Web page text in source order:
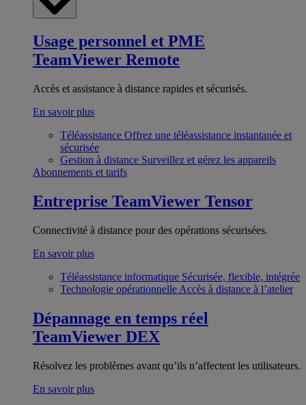
Usage personnel et PME
TeamViewer Remote
Accès et assistance à distance rapides et sécurisés.
En savoir plus
Téléassistance Offrez une téléassistance instantanée et
sécurisée
Gestion à distance Surveillez et gérez les appareils
Abonnements et tarifs
Entreprise TeamViewer Tensor
Connectivité à distance pour des opérations sécurisées.
En savoir plus
Téléassistance informatique Sécurisée, flexible, intégrée
Technologie opérationnelle Accès à distance à l’atelier
Dépannage en temps réel
TeamViewer DEX
Résolvez les problèmes avant qu’ils n’affectent les utilisateurs.
En savoir plus